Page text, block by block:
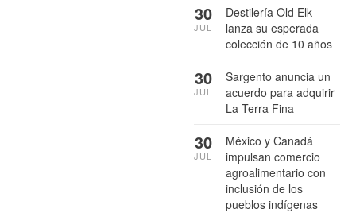
Destilería Old Elk
lanza su esperada
colección de 10 años
30
JUL
Sargento anuncia un
acuerdo para adquirir
La Terra Fina
30
JUL
México y Canadá
impulsan comercio
agroalimentario con
inclusión de los
pueblos indígenas
30
JUL